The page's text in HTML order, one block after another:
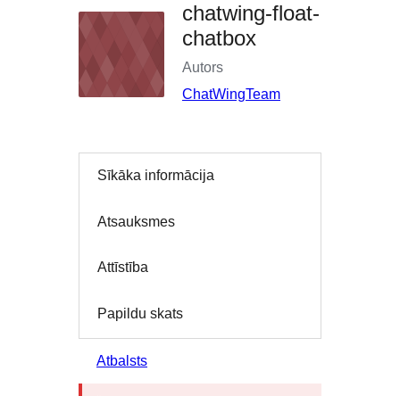
chatwing-float-
chatbox
Autors
ChatWingTeam
Sīkāka informācija
Atsauksmes
Attīstība
Papildu skats
Atbalsts